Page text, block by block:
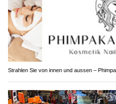
Strahlen Sie von innen und aussen –